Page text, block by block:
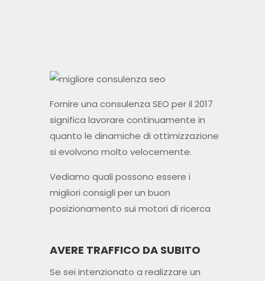
Fornire una consulenza SEO per il 2017
significa lavorare continuamente in
quanto le dinamiche di ottimizzazione
si evolvono molto velocemente.
Vediamo quali possono essere i
migliori consigli per un buon
posizionamento sui motori di ricerca
AVERE TRAFFICO DA SUBITO
Se sei intenzionato a realizzare un